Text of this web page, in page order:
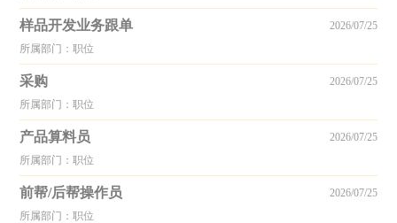
样品开发业务跟单
所属部门：职位
2026/07/25
采购
所属部门：职位
2026/07/25
产品算料员
所属部门：职位
2026/07/25
前帮/后帮操作员
所属部门：职位
2026/07/25